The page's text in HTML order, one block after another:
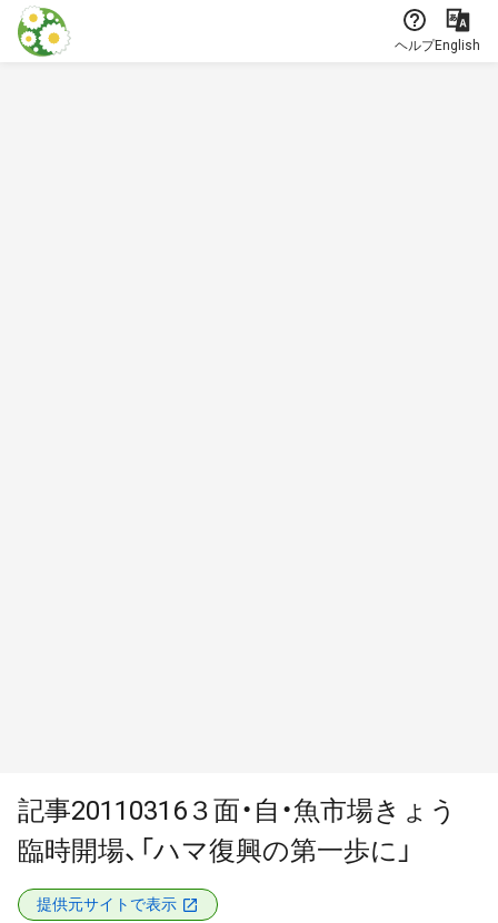
本文に飛ぶ
ヘルプEnglish
記事20110316３面・自・魚市場きょう
臨時開場、「ハマ復興の第一歩に」
提供元サイトで表示